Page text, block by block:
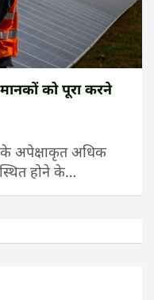
को पूरा करने
अपेक्षाकृत अधिक
स्थित होने के…